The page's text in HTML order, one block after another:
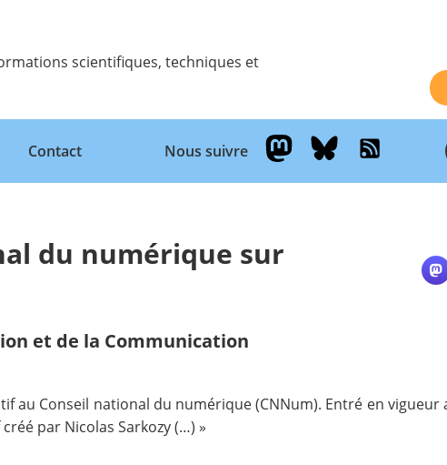
scientifiques, techniques et
Contact Nous suivre
du numérique sur
et de la Communication
au Conseil national du numérique (CNNum). Entré en vigueur
par Nicolas Sarkozy (…) »